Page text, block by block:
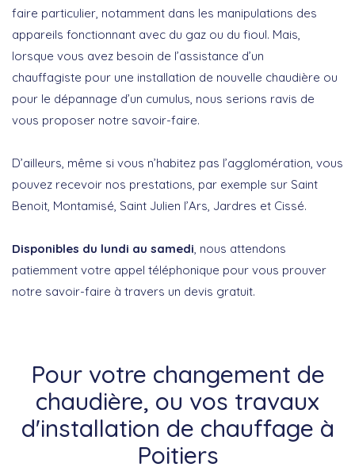
faire particulier, notamment dans les manipulations des
appareils fonctionnant avec du gaz ou du fioul. Mais,
lorsque vous avez besoin de l’assistance d’un
chauffagiste pour une installation de nouvelle chaudière ou
pour le dépannage d’un cumulus, nous serions ravis de
vous proposer notre savoir-faire.
D’ailleurs, même si vous n’habitez pas l’agglomération, vous
pouvez recevoir nos prestations, par exemple sur Saint
Benoit, Montamisé, Saint Julien l’Ars, Jardres et Cissé.
Disponibles du lundi au samedi , nous attendons
patiemment votre appel téléphonique pour vous prouver
notre savoir-faire à travers un devis gratuit.
Pour votre changement de
chaudière, ou vos travaux
d'installation de chauffage à
Poitiers